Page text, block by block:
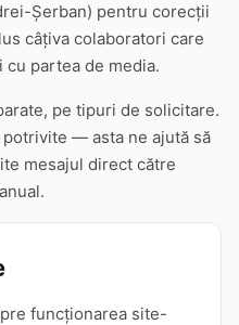
Șerban) pentru corecții
câțiva colaboratori care
partea de media.
pe tipuri de solicitare.
— asta ne ajută să
mesajul direct către
funcționarea site-